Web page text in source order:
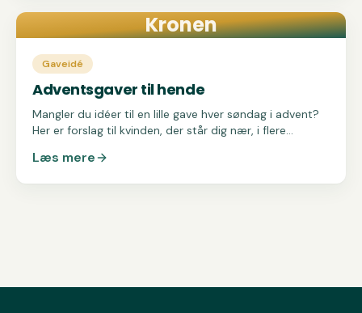
Kronen
Gaveidé
Adventsgaver til hende
Mangler du idéer til en lille gave hver søndag i advent?
Her er forslag til kvinden, der står dig nær, i flere
Læs mere